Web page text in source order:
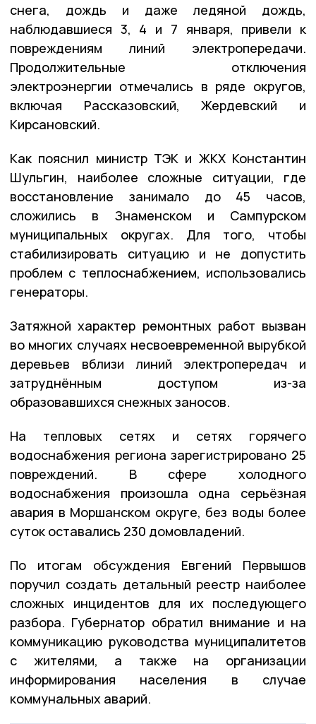
снега, дождь и даже ледяной дождь,
наблюдавшиеся 3, 4 и 7 января, привели к
повреждениям линий электропередачи.
Продолжительные отключения
электроэнергии отмечались в ряде округов,
включая Рассказовский, Жердевский и
Кирсановский.
Как пояснил министр ТЭК и ЖКХ Константин
Шульгин, наиболее сложные ситуации, где
восстановление занимало до 45 часов,
сложились в Знаменском и Сампурском
муниципальных округах. Для того, чтобы
стабилизировать ситуацию и не допустить
проблем с теплоснабжением, использовались
генераторы.
Затяжной характер ремонтных работ вызван
во многих случаях несвоевременной вырубкой
деревьев вблизи линий электропередач и
затруднённым доступом из-за
образовавшихся снежных заносов.
На тепловых сетях и сетях горячего
водоснабжения региона зарегистрировано 25
повреждений. В сфере холодного
водоснабжения произошла одна серьёзная
авария в Моршанском округе, без воды более
суток оставались 230 домовладений.
По итогам обсуждения Евгений Первышов
поручил создать детальный реестр наиболее
сложных инцидентов для их последующего
разбора. Губернатор обратил внимание и на
коммуникацию руководства муниципалитетов
с жителями, а также на организации
информирования населения в случае
коммунальных аварий.